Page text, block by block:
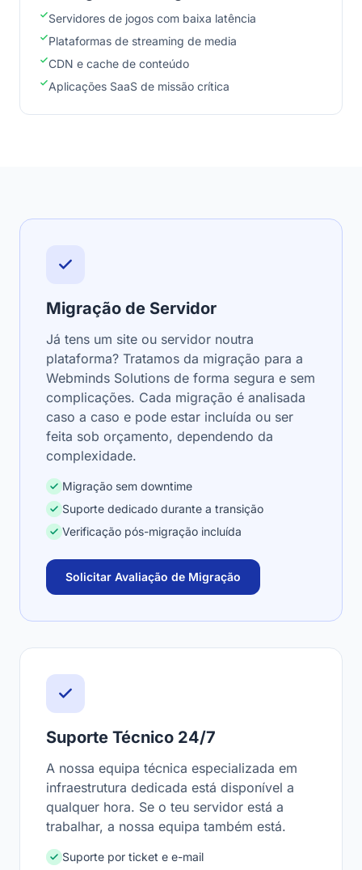
Servidores de jogos com baixa latência
Plataformas de streaming de media
CDN e cache de conteúdo
Aplicações SaaS de missão crítica
Migração de Servidor
Já tens um site ou servidor noutra
plataforma? Tratamos da migração para a
Webminds Solutions de forma segura e sem
complicações. Cada migração é analisada
caso a caso e pode estar incluída ou ser
feita sob orçamento, dependendo da
complexidade.
Migração sem downtime
Suporte dedicado durante a transição
Verificação pós-migração incluída
Solicitar Avaliação de Migração
Suporte Técnico 24/7
A nossa equipa técnica especializada em
infraestrutura dedicada está disponível a
qualquer hora. Se o teu servidor está a
trabalhar, a nossa equipa também está.
Suporte por ticket e e-mail